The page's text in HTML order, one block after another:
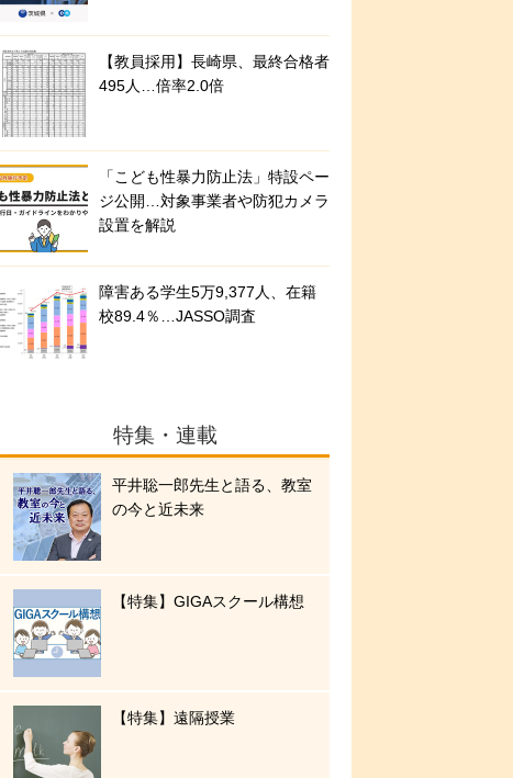
【教員採用】長崎県、最終合格者
495人…倍率2.0倍
「こども性暴力防止法」特設ペー
ジ公開…対象事業者や防犯カメラ
設置を解説
障害ある学生5万9,377人、在籍
校89.4％…JASSO調査
特集・連載
平井聡一郎先生と語る、教室
の今と近未来
【特集】GIGAスクール構想
【特集】遠隔授業